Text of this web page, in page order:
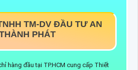
TM-DV ĐẦU TƯ AN
PHÁT
hàng đầu tại TP.HCM cung cấp Thiết